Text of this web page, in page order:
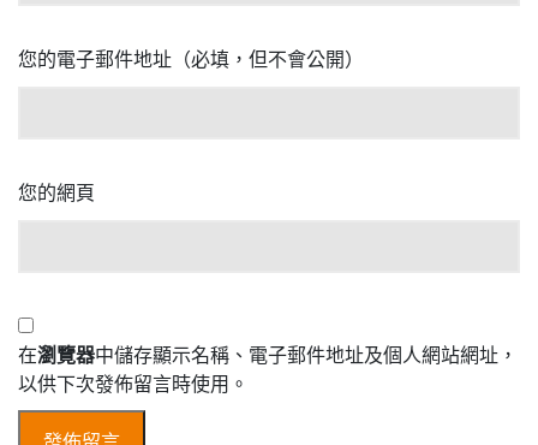
您的電子郵件地址（必填，但不會公開）
您的網頁
在瀏覽器中儲存顯示名稱、電子郵件地址及個人網站網址，
以供下次發佈留言時使用。